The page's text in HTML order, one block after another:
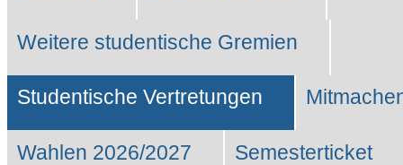
Weitere studentische Gremien
Studentische Vertretungen
Wahlen 2026/2027 Semesterticket